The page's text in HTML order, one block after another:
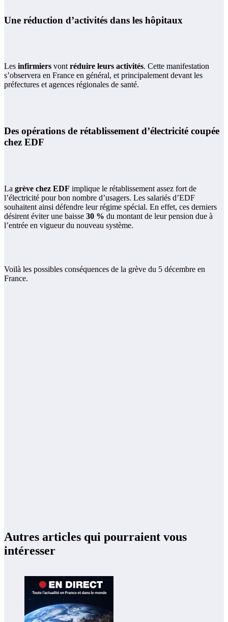
Une réduction d’activités dans les hôpitaux
Les infirmiers vontréduire leurs activités. Cette manifestation
s’observera en France en général, et principalement devant les
préfectures et agences régionales de santé.
Des opérations de rétablissement d’électricité coupée
chez EDF
La grève chez EDF implique le rétablissement assez fort de
l’électricité pour bon nombre d’usagers. Les salariés d’EDF
souhaitent ainsi défendre leur régime spécial. En effet, ces derniers
désirent éviter une baisse 30 % du montant de leur pension due à
l’entrée en vigueur du nouveau système.
Voilà les possibles conséquences de la grève du 5 décembre en
France.
Autres articles qui pourraient vous
intéresser